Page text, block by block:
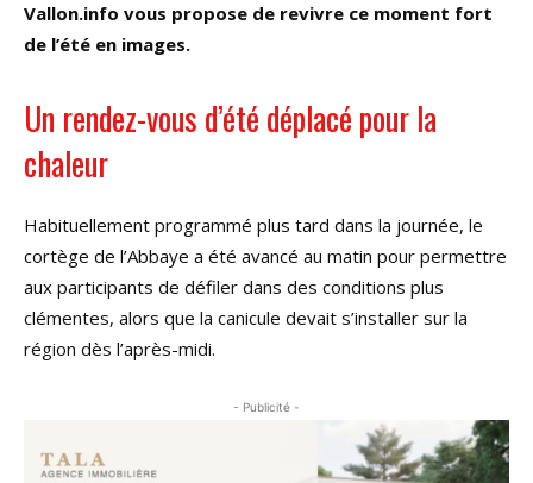
Vallon.info vous propose de revivre ce moment fort
de l’été en images.
Un rendez-vous d’été déplacé pour la
chaleur
Habituellement programmé plus tard dans la journée, le
cortège de l’Abbaye a été avancé au matin pour permettre
aux participants de défiler dans des conditions plus
clémentes, alors que la canicule devait s’installer sur la
région dès l’après-midi.
- Publicité -